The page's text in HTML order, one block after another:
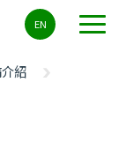
EN
紹